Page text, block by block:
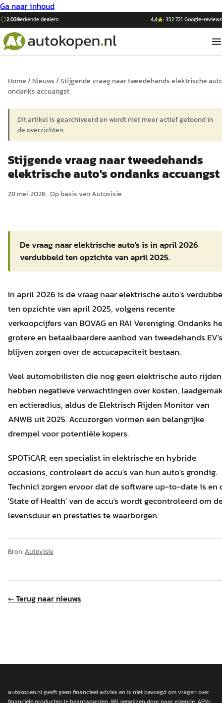
Ga naar inhoud
2.039erkende dealers 4,4 ·352.721 Google-reviews
Home/Nieuws/Stijgende vraag naar tweedehands elektrische
ondanks accuangst
Dit artikel is gearchiveerd en wordt niet meer actief getoond in
de overzichten.
Stijgende vraag naar tweedehands
elektrische auto's ondanks accuangst
28 mei 2026·Op basis vanAutovisie
De vraag naar elektrische auto's is in april 2026
verdubbeld ten opzichte van april 2025.
In april 2026 is de vraag naar elektrische auto's
ten opzichte van april 2025, volgens recente
verkoopcijfers van BOVAG en RAI Vereniging. Ondanks
grotere en betaalbaardere aanbod van tweedehands
blijven zorgen over de accucapaciteit bestaan.
Veel automobilisten die nog geen elektrische auto
hebben negatieve verwachtingen over kosten,
en actieradius, aldus de Elektrisch Rijden Monitor van
ANWB uit 2025. Accuzorgen vormen een belangrijke
drempel voor potentiële kopers.
SPOTiCAR, een specialist in elektrische en hybride
occasions, controleert de accu's van hun auto's grondig.
Technici zorgen ervoor dat de software up-to-date is en
'State of Health' van de accu's wordt gecontroleerd om
levensduur en prestaties te waarborgen.
Bron:Autovisie
← Terug naar nieuws
autokopen.nl geeft geen financieel advies en is niet bevoegd om vragen over